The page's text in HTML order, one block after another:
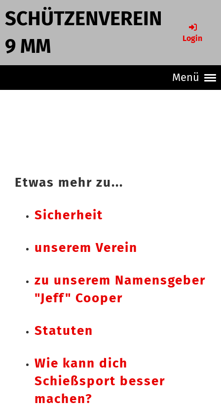
SCHÜTZENVEREIN
9 MM
Login
Menü
Etwas mehr zu...
Sicherheit
unserem Verein
zu unserem Namensgeber
"Jeff" Cooper
Statuten
Wie kann dich
Schießsport besser
machen?